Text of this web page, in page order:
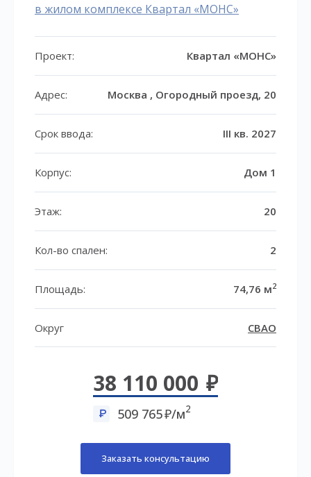
в жилом комплексе Квартал «МОНС»
Проект: Квартал «МОНС»
Адрес: Москва , Огородный проезд, 20
Срок ввода: III кв. 2027
Корпус: Дом 1
Этаж: 20
Кол-во спален: 2
Площадь: 74,76 м2
Округ СВАО
38 110 000
509 765 /м2
Заказать консультацию